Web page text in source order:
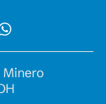
Minero